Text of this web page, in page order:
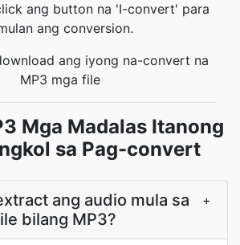
ang button na 'I-convert' para
ang conversion.
ang iyong na-convert na
MP3 mga file
Mga Madalas Itanong
sa Pag-convert
ang audio mula sa
bilang MP3?
+